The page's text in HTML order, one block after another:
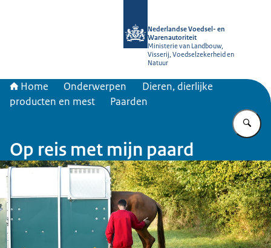
Nederlandse Voedsel- en
Warenautoriteit
Ministerie van Landbouw,
Visserij, Voedselzekerheid en
Natuur
Home Onderwerpen
Dieren, dierlijke
producten en mest
Paarden
Op reis met mijn paard